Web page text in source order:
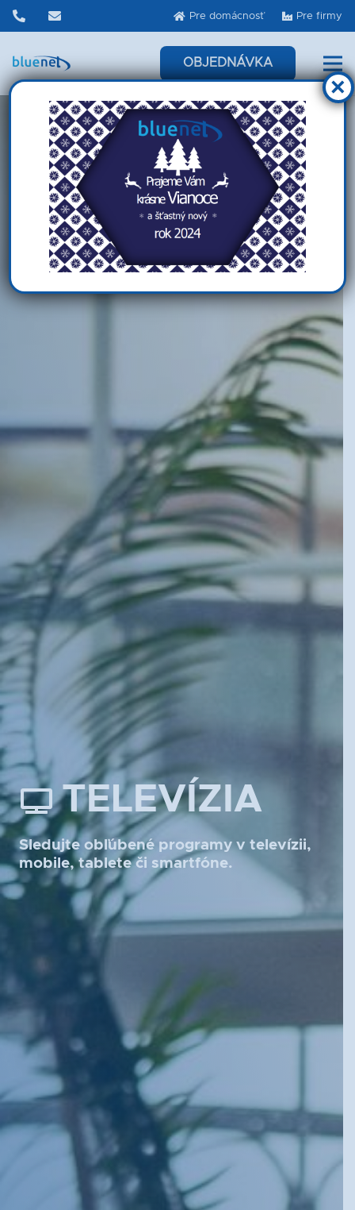
Pre domácnosť Pre firmy
OBJEDNÁVKA
TELEVÍZIA
Sledujte obľúbené programy v televízii,
mobile, tablete či smartfóne.
×